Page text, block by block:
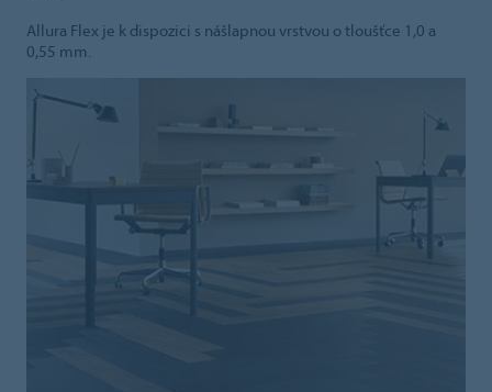
Allura Flex je k dispozici s nášlapnou vrstvou o tloušťce 1,0 a
0,55 mm.